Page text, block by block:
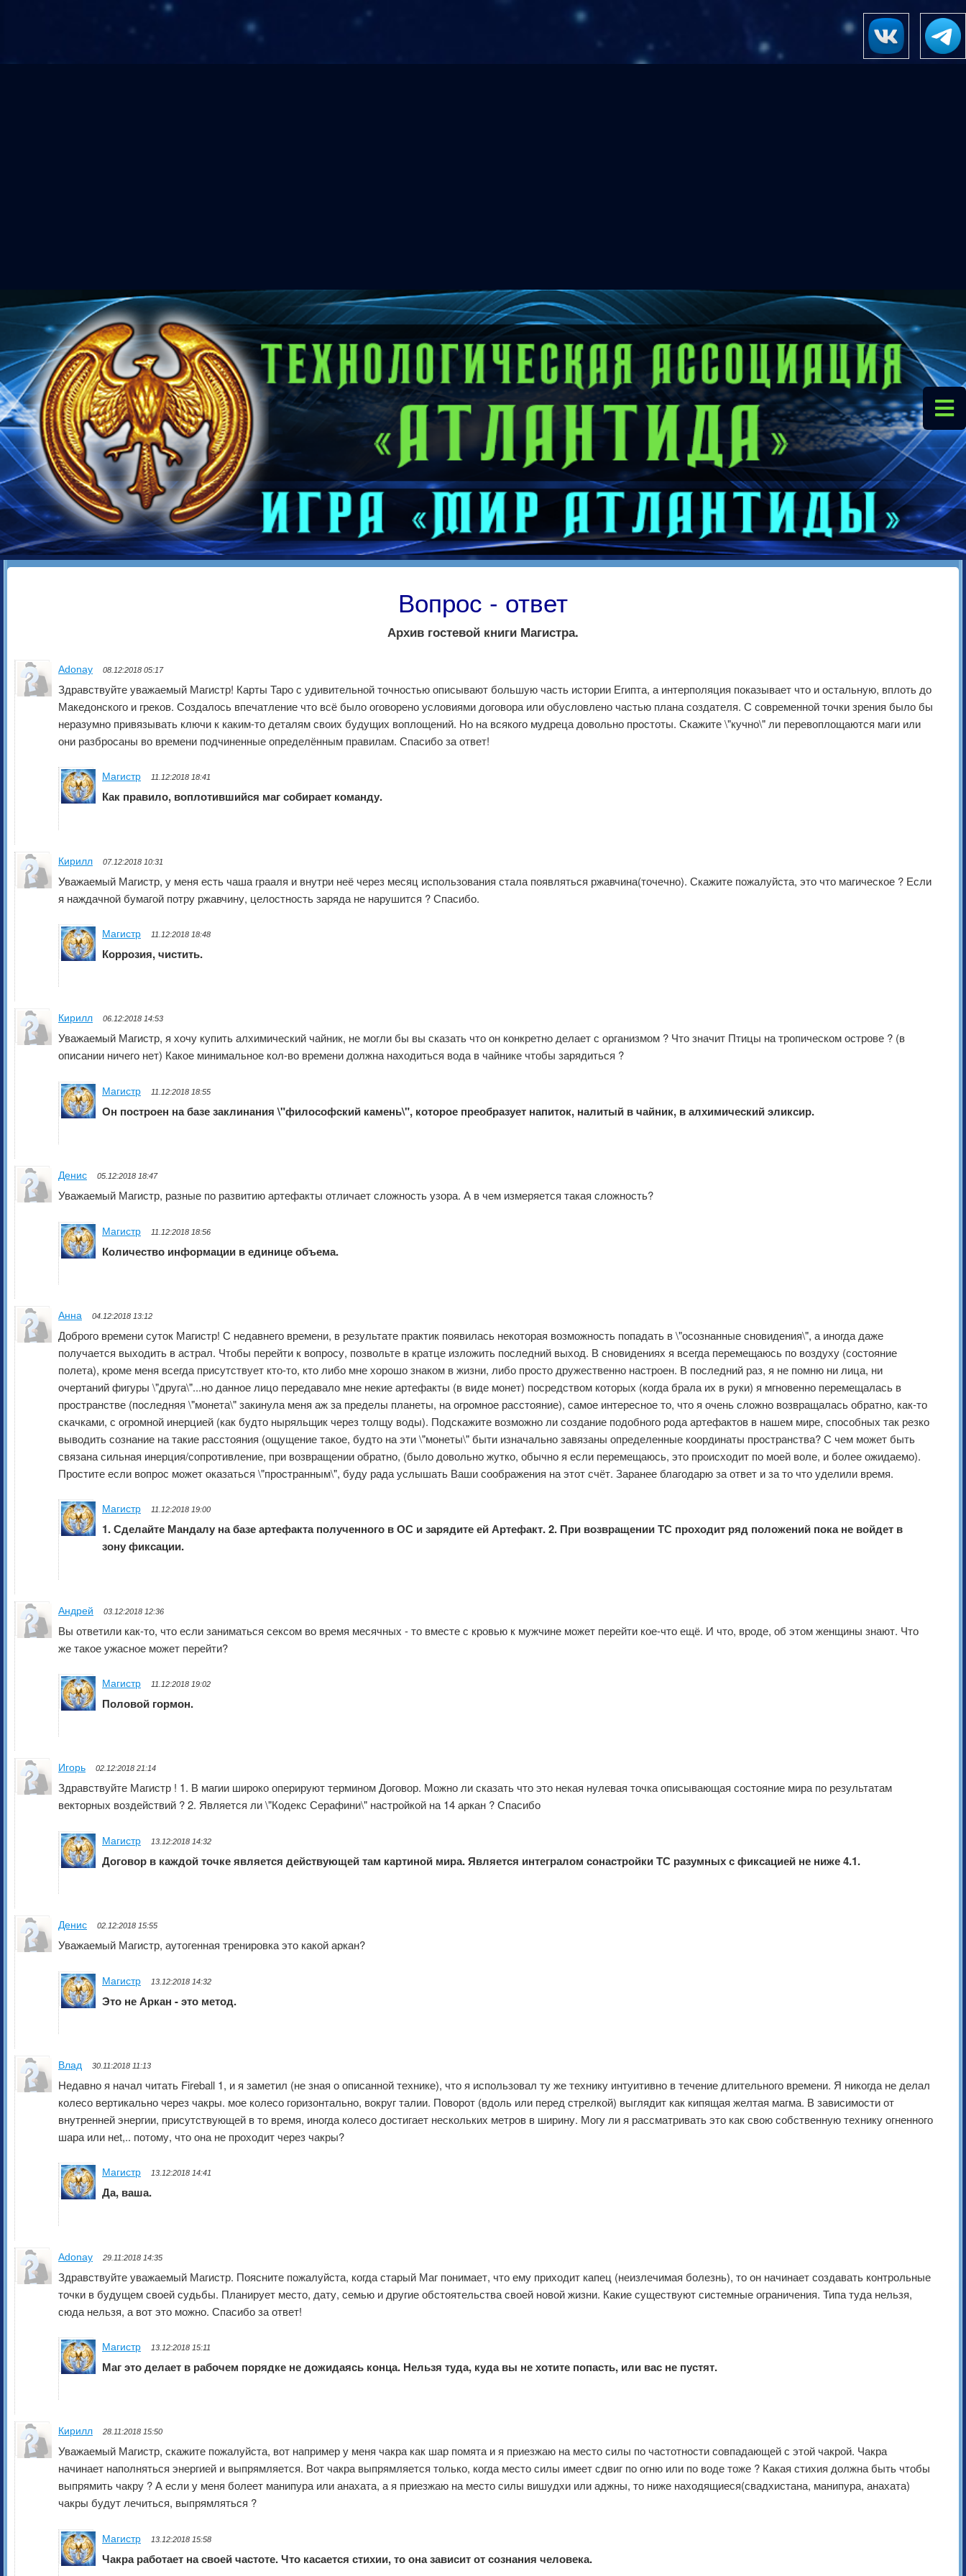
Вопрос - ответ
Архив гостевой книги Магистра.
Adonay 08.12:2018 05:17
Здравствуйте уважаемый Магистр! Карты Таро с удивительной точностью описывают большую часть истории Египта, а интерполяция показывает что и остальную, вплоть до
Македонского и греков. Создалось впечатление что всё было оговорено условиями договора или обусловлено частью плана создателя. С современной точки зрения было бы
неразумно привязывать ключи к каким-то деталям своих будущих воплощений. Но на всякого мудреца довольно простоты. Скажите \"кучно\" ли перевоплощаются маги или
они разбросаны во времени подчиненные определённым правилам. Спасибо за ответ!
Магистр 11.12:2018 18:41
Как правило, воплотившийся маг собирает команду.
Кирилл 07.12:2018 10:31
Уважаемый Магистр, у меня есть чаша грааля и внутри неё через месяц использования стала появляться ржавчина(точечно). Скажите пожалуйста, это что магическое ? Если
я наждачной бумагой потру ржавчину, целостность заряда не нарушится ? Спасибо.
Магистр 11.12:2018 18:48
Коррозия, чистить.
Кирилл 06.12:2018 14:53
Уважаемый Магистр, я хочу купить алхимический чайник, не могли бы вы сказать что он конкретно делает с организмом ? Что значит Птицы на тропическом острове ? (в
описании ничего нет) Какое минимальное кол-во времени должна находиться вода в чайнике чтобы зарядиться ?
Магистр 11.12:2018 18:55
Он построен на базе заклинания \"философский камень\", которое преобразует напиток, налитый в чайник, в алхимический эликсир.
Денис 05.12:2018 18:47
Уважаемый Магистр, разные по развитию артефакты отличает сложность узора. А в чем измеряется такая сложность?
Магистр 11.12:2018 18:56
Количество информации в единице объема.
Анна 04.12:2018 13:12
Доброго времени суток Магистр! С недавнего времени, в результате практик появилась некоторая возможность попадать в \"осознанные сновидения\", а иногда даже
получается выходить в астрал. Чтобы перейти к вопросу, позвольте в кратце изложить последний выход. В сновидениях я всегда перемещаюсь по воздуху (состояние
полета), кроме меня всегда присутствует кто-то, кто либо мне хорошо знаком в жизни, либо просто дружественно настроен. В последний раз, я не помню ни лица, ни
очертаний фигуры \"друга\"...но данное лицо передавало мне некие артефакты (в виде монет) посредством которых (когда брала их в руки) я мгновенно перемещалась в
пространстве (последняя \"монета\" закинула меня аж за пределы планеты, на огромное расстояние), самое интересное то, что я очень сложно возвращалась обратно, как-то
скачками, с огромной инерцией (как будто ныряльщик через толщу воды). Подскажите возможно ли создание подобного рода артефактов в нашем мире, способных так резко
выводить сознание на такие расстояния (ощущение такое, будто на эти \"монеты\" быти изначально завязаны определенные координаты пространства? С чем может быть
связана сильная инерция/сопротивление, при возвращении обратно, (было довольно жутко, обычно я если перемещаюсь, это происходит по моей воле, и более ожидаемо).
Простите если вопрос может оказаться \"пространным\", буду рада услышать Ваши соображения на этот счёт. Заранее благодарю за ответ и за то что уделили время.
Магистр 11.12:2018 19:00
1. Сделайте Мандалу на базе артефакта полученного в ОС и зарядите ей Артефакт. 2. При возвращении ТС проходит ряд положений пока не войдет в
зону фиксации.
Андрей 03.12:2018 12:36
Вы ответили как-то, что если заниматься сексом во время месячных - то вместе с кровью к мужчине может перейти кое-что ещё. И что, вроде, об этом женщины знают. Что
же такое ужасное может перейти?
Магистр 11.12:2018 19:02
Половой гормон.
Игорь 02.12:2018 21:14
Здравствуйте Магистр ! 1. В магии широко оперируют термином Договор. Можно ли сказать что это некая нулевая точка описывающая состояние мира по результатам
векторных воздействий ? 2. Является ли \"Кодекс Серафини\" настройкой на 14 аркан ? Спасибо
Магистр 13.12:2018 14:32
Договор в каждой точке является действующей там картиной мира. Является интегралом сонастройки ТС разумных с фиксацией не ниже 4.1.
Денис 02.12:2018 15:55
Уважаемый Магистр, аутогенная тренировка это какой аркан?
Магистр 13.12:2018 14:32
Это не Аркан - это метод.
Влад 30.11:2018 11:13
Недавно я начал читать Fireball 1, и я заметил (не зная о описанной технике), что я использовал ту же технику интуитивно в течение длительного времени. Я никогда не делал
колесо вертикально через чакры. мое колесо горизонтально, вокруг талии. Поворот (вдоль или перед стрелкой) выглядит как кипящая желтая магма. В зависимости от
внутренней энергии, присутствующей в то время, иногда колесо достигает нескольких метров в ширину. Могу ли я рассматривать это как свою собственную технику огненного
шара или неt,.. потому, что она не проходит через чакры?
Магистр 13.12:2018 14:41
Да, ваша.
Adonay 29.11:2018 14:35
Здравствуйте уважаемый Магистр. Поясните пожалуйста, когда старый Маг понимает, что ему приходит капец (неизлечимая болезнь), то он начинает создавать контрольные
точки в будущем своей судьбы. Планирует место, дату, семью и другие обстоятельства своей новой жизни. Какие существуют системные ограничения. Типа туда нельзя,
сюда нельзя, а вот это можно. Спасибо за ответ!
Магистр 13.12:2018 15:11
Маг это делает в рабочем порядке не дожидаясь конца. Нельзя туда, куда вы не хотите попасть, или вас не пустят.
Кирилл 28.11:2018 15:50
Уважаемый Магистр, скажите пожалуйста, вот например у меня чакра как шар помята и я приезжаю на место силы по частотности совпадающей с этой чакрой. Чакра
начинает наполняться энергией и выпрямляется. Вот чакра выпрямляется только, когда место силы имеет сдвиг по огню или по воде тоже ? Какая стихия должна быть чтобы
выпрямить чакру ? А если у меня болеет манипура или анахата, а я приезжаю на место силы вишудхи или аджны, то ниже находящиеся(свадхистана, манипура, анахата)
чакры будут лечиться, выпрямляться ?
Магистр 13.12:2018 15:58
Чакра работает на своей частоте. Что касается стихии, то она зависит от сознания человека.